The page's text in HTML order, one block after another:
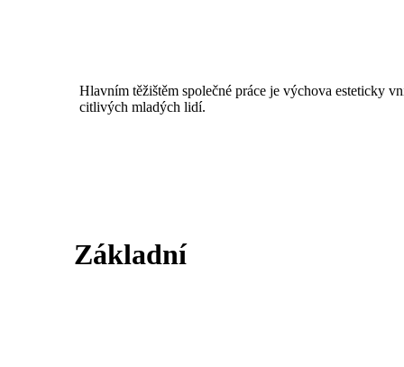
Hlavním těžištěm společné práce je výchova esteticky
citlivých mladých lidí.
Základní